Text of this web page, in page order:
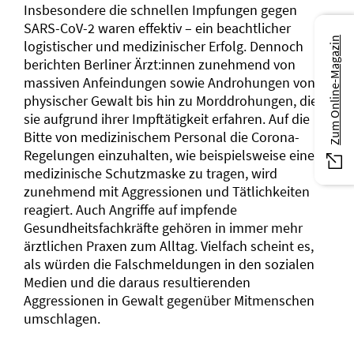
Insbesondere die schnellen Impfungen gegen
SARS-CoV-2 waren effektiv – ein beachtlicher
logistischer und medizinischer Erfolg. Dennoch
berichten Berliner Ärzt:innen zunehmend von
massiven Anfeindungen sowie Androhungen von
physischer Gewalt bis hin zu Morddrohungen, die
sie aufgrund ihrer Impftätigkeit erfahren. Auf die
Bitte von medizinischem Personal die Corona-
Regelungen einzuhalten, wie beispielsweise eine
medizinische Schutzmaske zu tragen, wird
zunehmend mit Aggressionen und Tätlichkeiten
reagiert. Auch Angriffe auf impfende
Gesundheitsfachkräfte gehören in immer mehr
ärztlichen Praxen zum Alltag. Vielfach scheint es,
als würden die Falschmeldungen in den sozialen
Medien und die daraus resultierenden
Aggressionen in Gewalt gegenüber Mitmenschen
umschlagen.
Zum Online-Magazin